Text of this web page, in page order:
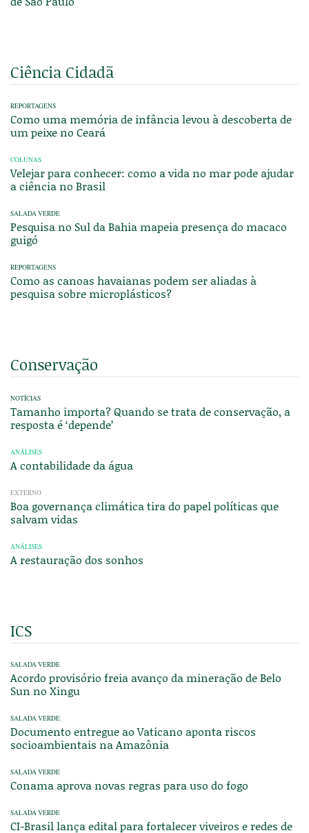
Ciência Cidadã
REPORTAGENS
Como uma memória de infância levou à descoberta de
um peixe no Ceará
COLUNAS
Velejar para conhecer: como a vida no mar pode ajudar
a ciência no Brasil
SALADA VERDE
Pesquisa no Sul da Bahia mapeia presença do macaco
guigó
REPORTAGENS
Como as canoas havaianas podem ser aliadas à
pesquisa sobre microplásticos?
Conservação
NOTÍCIAS
Tamanho importa? Quando se trata de conservação, a
resposta é ‘depende’
ANÁLISES
A contabilidade da água
EXTERNO
Boa governança climática tira do papel políticas que
salvam vidas
ANÁLISES
A restauração dos sonhos
ICS
SALADA VERDE
Acordo provisório freia avanço da mineração de Belo
Sun no Xingu
SALADA VERDE
Documento entregue ao Vaticano aponta riscos
socioambientais na Amazônia
SALADA VERDE
Conama aprova novas regras para uso do fogo
SALADA VERDE
CI-Brasil lança edital para fortalecer viveiros e redes de